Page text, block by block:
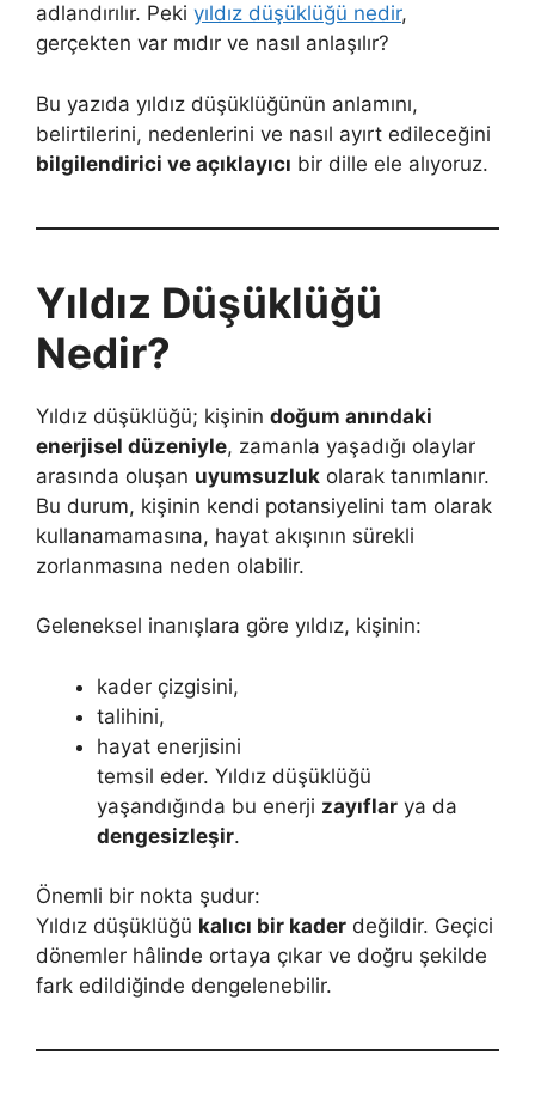
adlandırılır. Peki yıldız düşüklüğü nedir,
gerçekten var mıdır ve nasıl anlaşılır?
Bu yazıda yıldız düşüklüğünün anlamını,
belirtilerini, nedenlerini ve nasıl ayırt edileceğini
bilgilendirici ve açıklayıcı bir dille ele alıyoruz.
Yıldız Düşüklüğü
Nedir?
Yıldız düşüklüğü; kişinin doğum anındaki
enerjisel düzeniyle, zamanla yaşadığı olaylar
arasında oluşan uyumsuzluk olarak tanımlanır.
Bu durum, kişinin kendi potansiyelini tam olarak
kullanamamasına, hayat akışının sürekli
zorlanmasına neden olabilir.
Geleneksel inanışlara göre yıldız, kişinin:
kader çizgisini,
talihini,
hayat enerjisini
temsil eder. Yıldız düşüklüğü
yaşandığında bu enerji zayıflar ya da
dengesizleşir.
Önemli bir nokta şudur:
Yıldız düşüklüğü kalıcı bir kader değildir. Geçici
dönemler hâlinde ortaya çıkar ve doğru şekilde
fark edildiğinde dengelenebilir.